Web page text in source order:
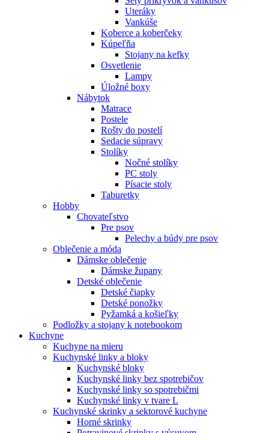
Uteráky
Vankúše
Koberce a koberčeky
Kúpeľňa
Stojany na kefky
Osvetlenie
Lampy
Úložné boxy
Nábytok
Matrace
Postele
Rošty do postelí
Sedacie súpravy
Stolíky
Nočné stolíky
PC stoly
Písacie stoly
Taburetky
Hobby
Chovateľstvo
Pre psov
Pelechy a búdy pre psov
Oblečenie a móda
Dámske oblečenie
Dámske župany
Detské oblečenie
Detské čiapky
Detské ponožky
Pyžamká a košieľky
Podložky a stojany k notebookom
Kuchyne
Kuchyne na mieru
Kuchynské linky a bloky
Kuchynské bloky
Kuchynské linky bez spotrebičov
Kuchynské linky so spotrebičmi
Kuchynské linky v tvare L
Kuchynské skrinky a sektorové kuchyne
Horné skrinky